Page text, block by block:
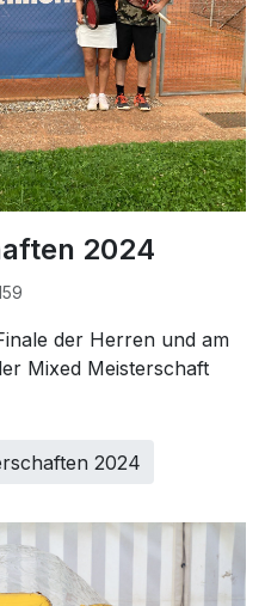
2024
der Herren und am
Mixed Meisterschaft
2024